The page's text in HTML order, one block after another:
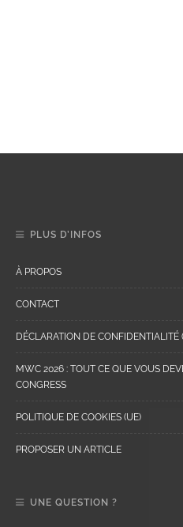
PLUS D’INFOS
À PROPOS
CONTACT
DÉCLARATION DE CONFIDENTIALITÉ
MWC 2026 : TOUT CE QUE VOUS
CONGRESS
POLITIQUE DE COOKIES (UE)
PROPOSER UN ARTICLE
UNE QUESTION ?